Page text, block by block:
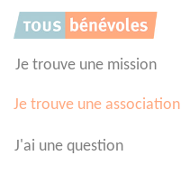
Je trouve une mission
Je trouve une association
J'ai une question
Panneau de gestion des cookies